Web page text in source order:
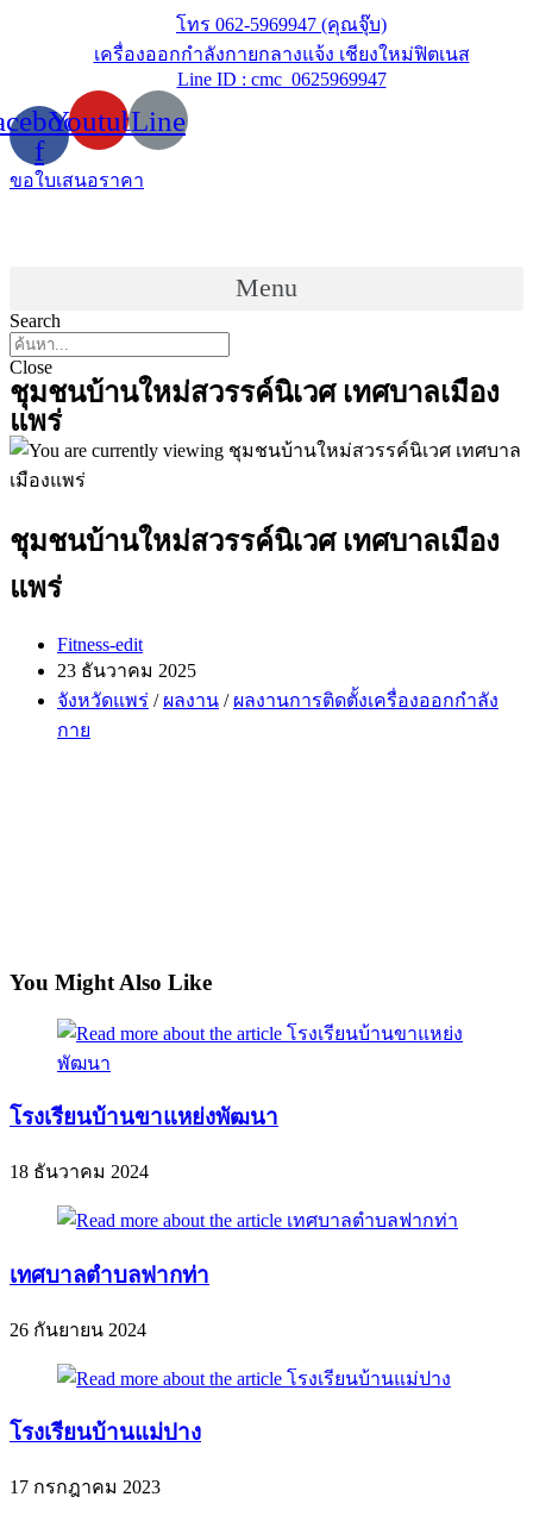
โทร 062-5969947 (คุณจุ๊บ)
เครื่องออกกำลังกายกลางแจ้ง เชียงใหม่ฟิตเนส
Line ID : cmc_0625969947
f
YoutubeLine
ขอใบเสนอราคา
Menu
Search
Close
ชุมชนบ้านใหม่สวรรค์นิเวศ เทศบาลเมือง
แพร่
ชุมชนบ้านใหม่สวรรค์นิเวศ เทศบาลเมือง
แพร่
Post
author:
Fitness-edit
Post
23 ธันวาคม 2025
Post
category:
จังหวัดแพร่ / ผลงาน / ผลงานการติดตั้งเครื่องออกกำลัง
กาย
You Might Also Like
โรงเรียนบ้านขาแหย่งพัฒนา
18 ธันวาคม 2024
เทศบาลตำบลฟากท่า
26 กันยายน 2024
โรงเรียนบ้านแม่ปาง
17 กรกฎาคม 2023